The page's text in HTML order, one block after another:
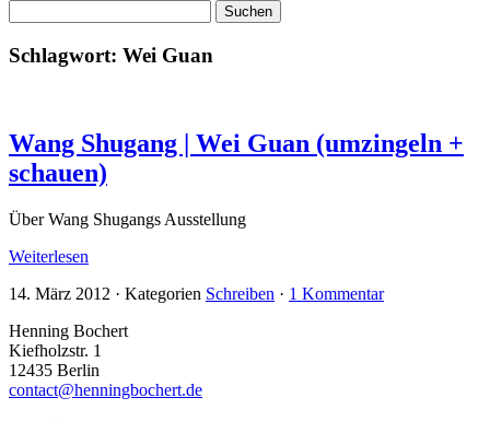
nach:
Schlagwort: Wei Guan
Wang Shugang | Wei Guan (umzingeln +
schauen)
Über Wang Shugangs Ausstellung
Weiterlesen
14. März 2012 · Kategorien Schreiben · 1 Kommentar
Henning Bochert
Kiefholzstr. 1
12435 Berlin
contact@henningbochert.de